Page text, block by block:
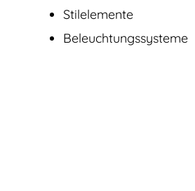
Stilelemente
Beleuchtungssysteme